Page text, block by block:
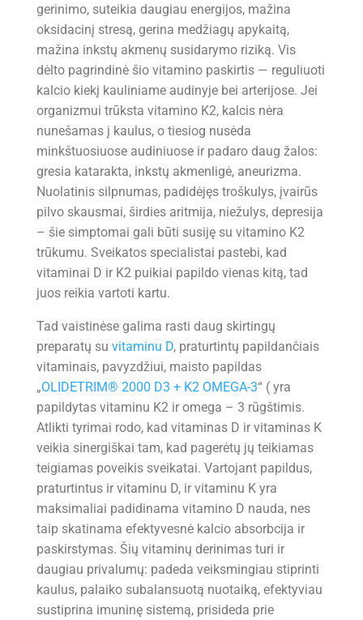
gerinimo, suteikia daugiau energijos, mažina
oksidacinį stresą, gerina medžiagų apykaitą,
mažina inkstų akmenų susidarymo riziką. Vis
dėlto pagrindinė šio vitamino paskirtis — reguliuoti
kalcio kiekį kauliniame audinyje bei arterijose. Jei
organizmui trūksta vitamino K2, kalcis nėra
nunešamas į kaulus, o tiesiog nusėda
minkštuosiuose audiniuose ir padaro daug žalos:
gresia katarakta, inkstų akmenligė, aneurizma.
Nuolatinis silpnumas, padidėjęs troškulys, įvairūs
pilvo skausmai, širdies aritmija, niežulys, depresija
– šie simptomai gali būti susiję su vitamino K2
trūkumu. Sveikatos specialistai pastebi, kad
vitaminai D ir K2 puikiai papildo vienas kitą, tad
juos reikia vartoti kartu.
Tad vaistinėse galima rasti daug skirtingų
preparatų su vitaminu D, praturtintų papildančiais
vitaminais, pavyzdžiui, maisto papildas
„OLIDETRIM® 2000 D3 + K2 OMEGA-3“ ( yra
papildytas vitaminu K2 ir omega – 3 rūgštimis.
Atlikti tyrimai rodo, kad vitaminas D ir vitaminas K
veikia sinergiškai tam, kad pagerėtų jų teikiamas
teigiamas poveikis sveikatai. Vartojant papildus,
praturtintus ir vitaminu D, ir vitaminu K yra
maksimaliai padidinama vitamino D nauda, nes
taip skatinama efektyvesnė kalcio absorbcija ir
paskirstymas. Šių vitaminų derinimas turi ir
daugiau privalumų: padeda veiksmingiau stiprinti
kaulus, palaiko subalansuotą nuotaiką, efektyviau
sustiprina imuninę sistemą, prisideda prie